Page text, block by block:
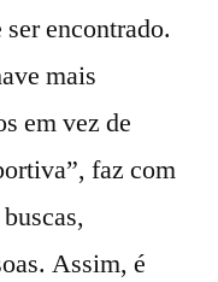
encontrado.
mais
em vez de
faz com
Assim, é